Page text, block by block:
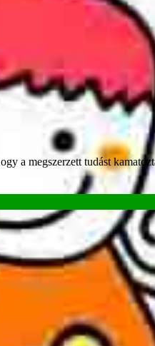
a megszerzett tudást